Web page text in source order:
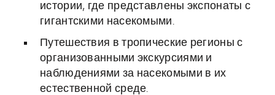
истории, где представлены экспонаты с
гигантскими насекомыми.
Путешествия в тропические регионы с
организованными экскурсиями и
наблюдениями за насекомыми в их
естественной среде.